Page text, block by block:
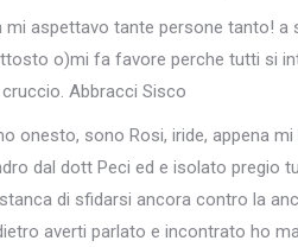
mi aspettavo tante persone tanto!
o)mi fa favore perche tutti si
Abbracci Sisco
onesto, sono Rosi, iride, appena
dal dott Peci ed e isolato pregio
di sfidarsi ancora contro la
averti parlato e incontrato ho